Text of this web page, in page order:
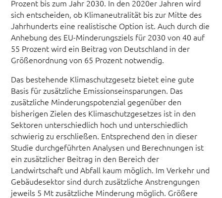
Prozent bis zum Jahr 2030. In den 2020er Jahren wird
sich entscheiden, ob Klimaneutralität bis zur Mitte des
Jahrhunderts eine realistische Option ist. Auch durch die
Anhebung des EU-Minderungsziels für 2030 von 40 auf
55 Prozent wird ein Beitrag von Deutschland in der
Größenordnung von 65 Prozent notwendig.
Das bestehende Klimaschutzgesetz bietet eine gute
Basis für zusätzliche Emissionseinsparungen. Das
zusätzliche Minderungspotenzial gegenüber den
bisherigen Zielen des Klimaschutzgesetzes ist in den
Sektoren unterschiedlich hoch und unterschiedlich
schwierig zu erschließen. Entsprechend den in dieser
Studie durchgeführten Analysen und Berechnungen ist
ein zusätzlicher Beitrag in den Bereich der
Landwirtschaft und Abfall kaum möglich. Im Verkehr und
Gebäudesektor sind durch zusätzliche Anstrengungen
jeweils 5 Mt zusätzliche Minderung möglich. Größere